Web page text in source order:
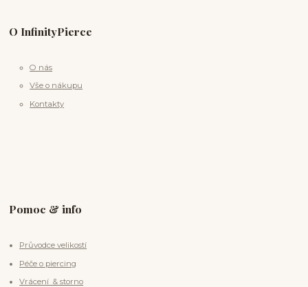
O InfinityPierce
O nás
Vše o nákupu
Kontakty
Pomoc & info
Průvodce velikostí
Péče o piercing
Vrácení & storno